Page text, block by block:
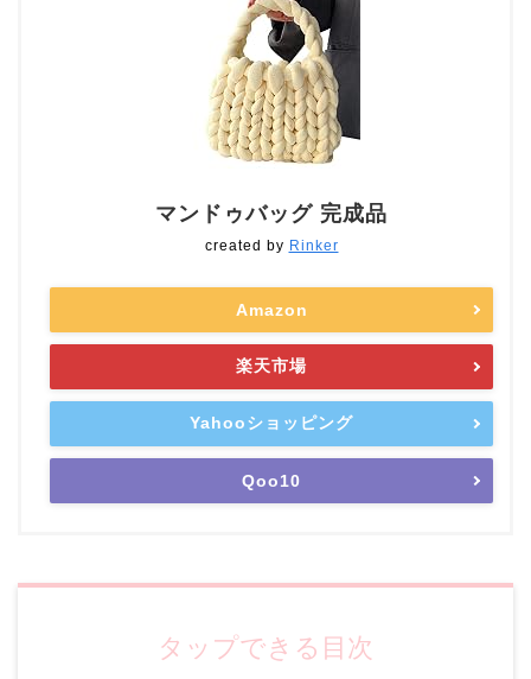
マンドゥバッグ 完成品
created by Rinker
Amazon
楽天市場
Yahooショッピング
Qoo10
タップできる目次